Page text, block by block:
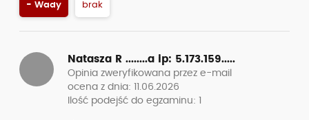
- Wady brak
Natasza R ........a ip: 5.173.159.....
Opinia zweryfikowana przez e-mail
ocena z dnia: 11.06.2026
Ilość podejść do egzaminu: 1